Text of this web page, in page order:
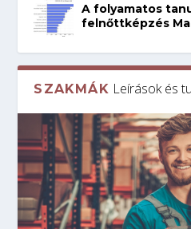
A folyamatos
felnőttképzés
SZAKMÁK Leírások és